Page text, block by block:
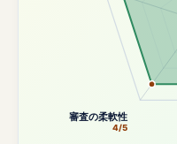
審査の柔軟性
4/5